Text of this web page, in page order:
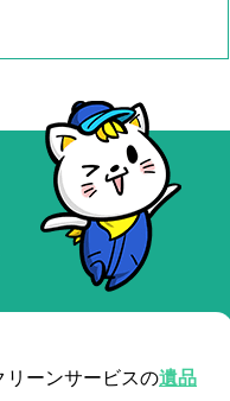
リーンサービスの遺品